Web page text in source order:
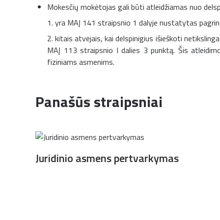
Mokesčių mokėtojas gali būti atleidžiamas nuo
1. yra MAĮ 141 straipsnio 1 dalyje nustatytas
2. kitais atvejais, kai delspinigius išieškoti
MAĮ 113 straipsnio I dalies 3 punktą. Šis
fiziniams asmenims.
Panašūs straipsniai
Juridinio asmens pertvarkymas